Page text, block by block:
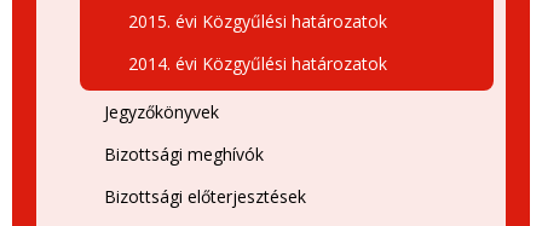
2015. évi Közgyűlési határozatok
2014. évi Közgyűlési határozatok
Jegyzőkönyvek
Bizottsági meghívók
Bizottsági előterjesztések